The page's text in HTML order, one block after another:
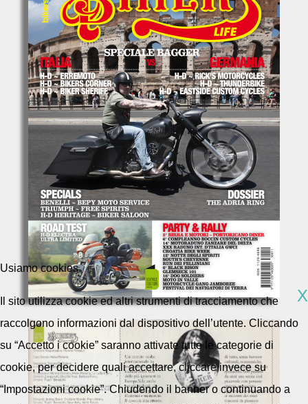
Usiamo cookies
X
Il sito utilizza cookie ed altri strumenti di tracciamento che
raccolgono informazioni dal dispositivo dell’utente. Cliccando
su “Accetto i cookie” saranno attivate tutte le categorie di
cookie, per decidere quali accettare, cliccare invece su
“Impostazioni cookie”. Chiudendo il banner o continuando a